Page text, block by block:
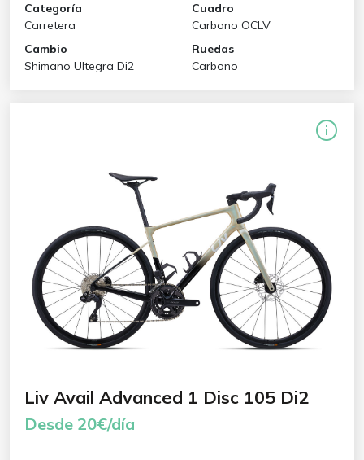
Categoría
Carretera
Cuadro
Carbono OCLV
Cambio
Shimano Ultegra Di2
Ruedas
Carbono
Liv Avail Advanced 1 Disc 105 Di2
Desde 20€/día